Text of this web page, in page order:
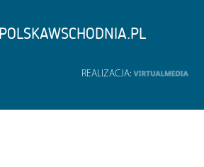
REALIZACJA: